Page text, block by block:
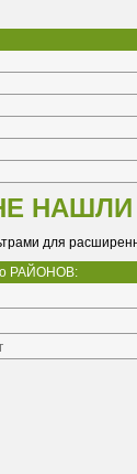
НАШЛИ
для
РАЙОНОВ: